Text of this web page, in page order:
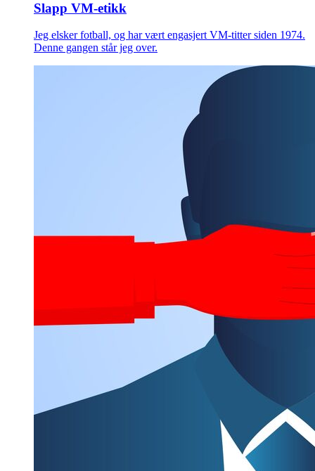
Slapp VM-etikk
Jeg elsker fotball, og har vært engasjert VM-titter siden 1974.
Denne gangen står jeg over.